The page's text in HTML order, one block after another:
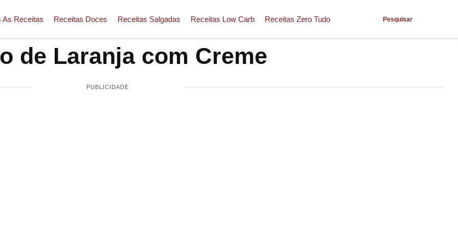
As Receitas Receitas Doces Receitas Salgadas Receitas Low Carb Receitas Zero Tudo Pesquisar
de Laranja com Creme